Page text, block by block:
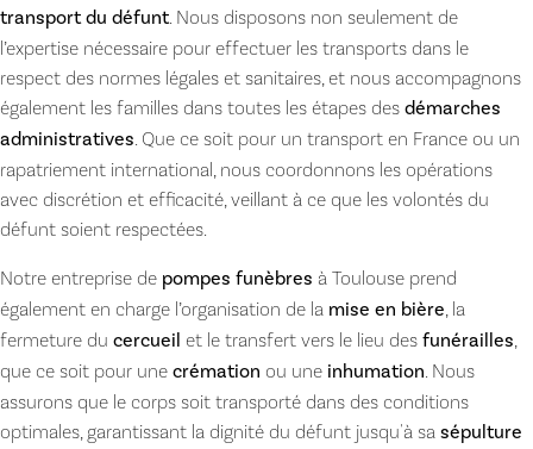
transport du défunt. Nous disposons non seulement de
l’expertise nécessaire pour effectuer les transports dans le
respect des normes légales et sanitaires, et nous accompagnons
également les familles dans toutes les étapes des démarches
administratives. Que ce soit pour un transport en France ou un
rapatriement international, nous coordonnons les opérations
avec discrétion et efficacité, veillant à ce que les volontés du
défunt soient respectées.
Notre entreprise de pompes funèbres à Toulouse prend
également en charge l’organisation de la mise en bière, la
fermeture du cercueil et le transfert vers le lieu des funérailles,
que ce soit pour une crémation ou une inhumation. Nous
assurons que le corps soit transporté dans des conditions
optimales, garantissant la dignité du défunt jusqu'à sa sépulture